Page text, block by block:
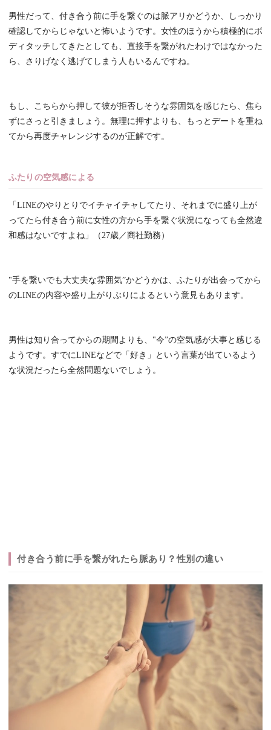
男性だって、付き合う前に手を繋ぐのは脈アリかどうか、しっかり
確認してからじゃないと怖いようです。女性のほうから積極的にボ
ディタッチしてきたとしても、直接手を繋がれたわけではなかった
ら、さりげなく逃げてしまう人もいるんですね。
もし、こちらから押して彼が拒否しそうな雰囲気を感じたら、焦ら
ずにさっと引きましょう。無理に押すよりも、もっとデートを重ね
てから再度チャレンジするのが正解です。
ふたりの空気感による
「LINEのやりとりでイチャイチャしてたり、それまでに盛り上が
ってたら付き合う前に女性の方から手を繋ぐ状況になっても全然違
和感はないですよね」（27歳／商社勤務）
"手を繋いでも大丈夫な雰囲気”かどうかは、ふたりが出会ってから
のLINEの内容や盛り上がりぶりによるという意見もあります。
男性は知り合ってからの期間よりも、"今”の空気感が大事と感じる
ようです。すでにLINEなどで「好き」という言葉が出ているよう
な状況だったら全然問題ないでしょう。
付き合う前に手を繋がれたら脈あり？性別の違い